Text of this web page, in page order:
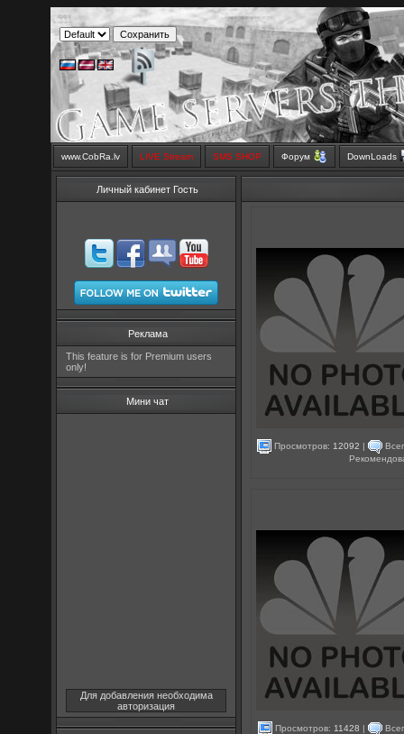
www.CobRa.lv LIVE Stream SMS SHOP Форум DownLoads
Личный кабинет Гость
Реклама
This feature is for Premium users
only!
Мини чат
Для добавления необходима
авторизация
Просмотров: 12092 |
Просмотров: 11428 |